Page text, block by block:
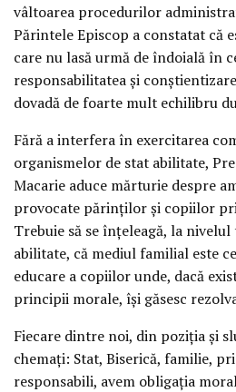
vâltoarea procedurilor
Părintele Episcop a constatat că
care nu lasă urmă de îndoială în
responsabilitatea și
dovadă de foarte mult echilibru
Fără a interfera în exercitarea
organismelor de stat abilitate,
Macarie aduce mărturie despre
provocate părinților și copiilor
Trebuie să se înțeleagă, la
abilitate, că mediul familial este
educare a copiilor unde, dacă
principii morale, își găsesc
Fiecare dintre noi, din poziția și
chemați: Stat, Biserică, familie,
responsabili, avem obligația